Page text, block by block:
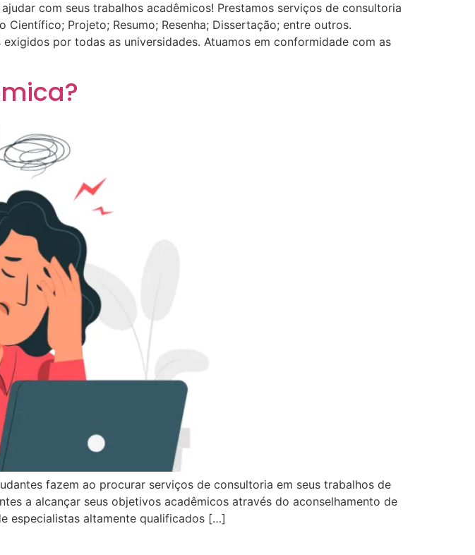
com seus trabalhos acadêmicos! Prestamos serviços de consultoria
Projeto; Resumo; Resenha; Dissertação; entre outros.
por todas as universidades. Atuamos em conformidade com as
fazem ao procurar serviços de consultoria em seus trabalhos de
a alcançar seus objetivos acadêmicos através do aconselhamento de
especialistas altamente qualificados […]